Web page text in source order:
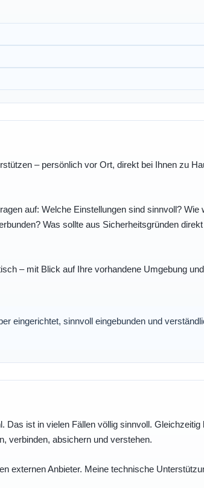
– persönlich vor Ort, direkt bei Ihnen zu
auf: Welche Einstellungen sind sinnvoll? Wie
Was sollte aus Sicherheitsgründen
– mit Blick auf Ihre vorhandene Umgebung
eingerichtet, sinnvoll eingebunden und
Das ist in vielen Fällen völlig sinnvoll. Gleichzeitig
verbinden, absichern und verstehen.
externen Anbieter. Meine technische